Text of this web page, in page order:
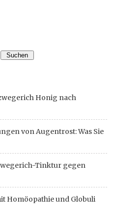
Suchen
Honig nach
von Augentrost: Was Sie
Tinktur gegen
Homöopathie und Globuli